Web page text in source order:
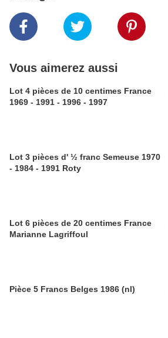
Vous aimerez aussi
Lot 4 pièces de 10 centimes France
1969 - 1991 - 1996 - 1997
Lot 3 pièces d' ½ franc Semeuse 1970
- 1984 - 1991 Roty
Lot 6 pièces de 20 centimes France
Marianne Lagriffoul
Pièce 5 Francs Belges 1986 (nl)